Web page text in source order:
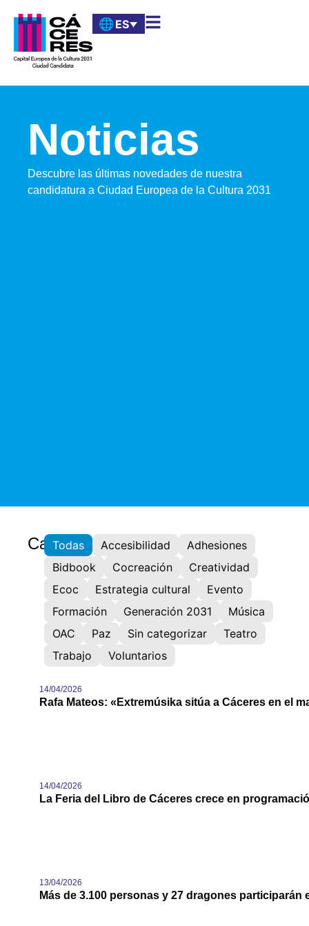
ES
Noticias
Descubre las últimas novedades de nuestra
candidatura a Ciudad Europea de la Cultura 2031
Categorías:Accesibilidad
Adhesiones
Bidbook
Cocreación
Creatividad
Ecoc
Estrategia cultural
Evento
Formación
Generación 2031
Música
OAC
Paz Sin categorizar
Teatro
Trabajo
Voluntarios
Todas
14/04/2026
Rafa Mateos: «Extremúsika sitúa a Cáceres en el
14/04/2026
La Feria del Libro de Cáceres crece en
13/04/2026
Más de 3.100 personas y 27 dragones participarán